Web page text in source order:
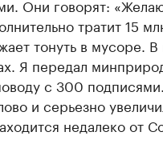
Они говорят:
тратит 15
тонуть в мусоре. В
Я передал
с 300
и серьезно
недалеко от